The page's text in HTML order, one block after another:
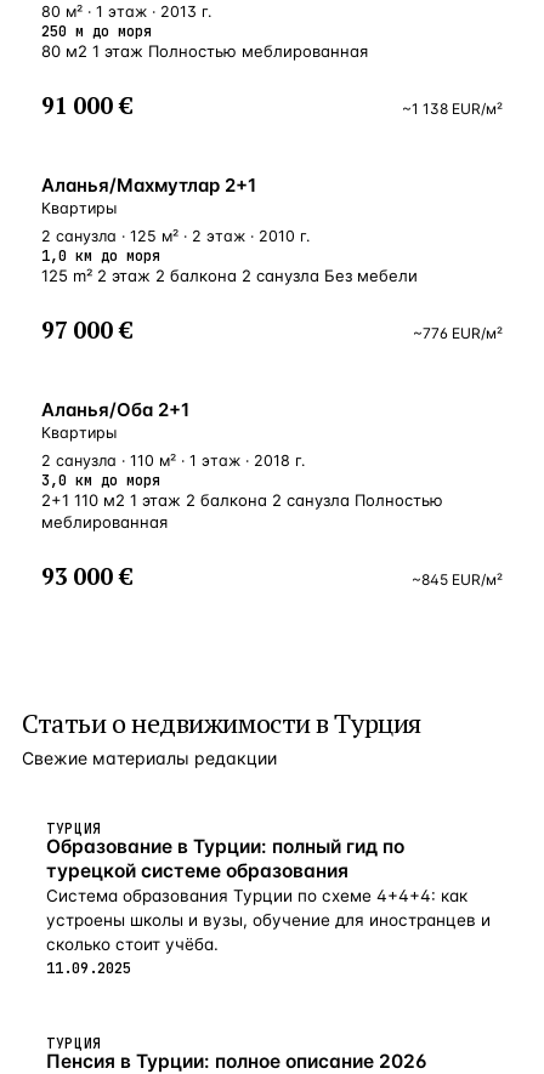
80 м² · 1 этаж · 2013 г.
250 м до моря
80 м2 1 этаж Полностью меблированная
91 000 € ~1 138 EUR/м²
БЛИЗКО К МОРЮ
Аланья/Махмутлар 2+1
Квартиры
2 санузла · 125 м² · 2 этаж · 2010 г.
1,0 км до моря
125 m² 2 этаж 2 балкона 2 санузла Без мебели
97 000 € ~776 EUR/м²
ВНЖ Аланья/Оба 2+1
Квартиры
2 санузла · 110 м² · 1 этаж · 2018 г.
3,0 км до моря
2+1 110 м2 1 этаж 2 балкона 2 санузла Полностью
меблированная
93 000 € ~845 EUR/м²
Статьи онедвижимости в Турция
Свежие материалы редакции
ТУРЦИЯ
Образование в Турции: полный гид по
турецкой системе образования
Система образования Турции по схеме 4+4+4: как
устроены школы и вузы, обучение для иностранцев и
сколько стоит учёба.
11.09.2025
ТУРЦИЯ
Пенсия в Турции: полное описание 2026